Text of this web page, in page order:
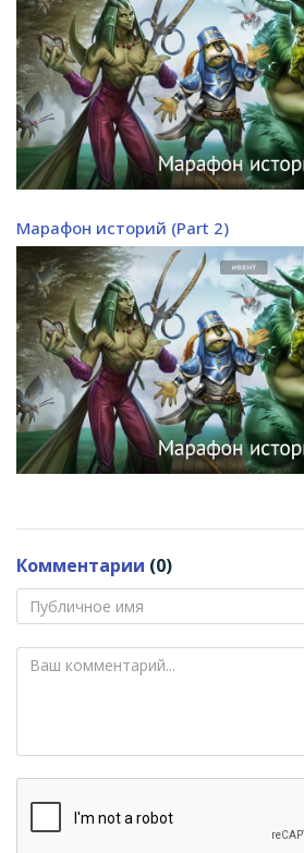
Марафон историй (Part 2)
Комментарии (0)